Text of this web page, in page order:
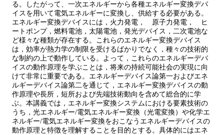
る。したがって、一次エネルギーから各種エネルギー変換デバ
イスを用いて電気エネルギーに変換し、供給する必要がある。
エネルギー変換デバイスには，火力発電， 原子力発電， ヒ
ートポンプ，燃料電池，太陽電池，発光デバイス，二次電池な
ど様々な種類が存在する。これらのエネルギー変換デバイス
は，効率が熱力学の制限を受けるばかりでなく，種々の技術的
な制約の上で動作している。よって，これらのエネルギーデバ
イスの動作原理を学ぶことは，将来の持続可能社会の実現に向
けて非常に重要である。エネルギーデバイス論第一およびエネ
ルギーデバイス論第二を通じて，エネルギー変換デバイスの動
作原理や長所，短所および先端技術動向を含めて総合的に学
ぶ。本講義では，エネルギー変換システムにおける要素技術の
うち，光エネルギー/電気エネルギー変換（光電変換）や化学エ
ネルギー/電気エネルギー変換をおこなうエネルギーデバイスの
動作原理と特徴を理解することを目的とする。具体的にはエネ